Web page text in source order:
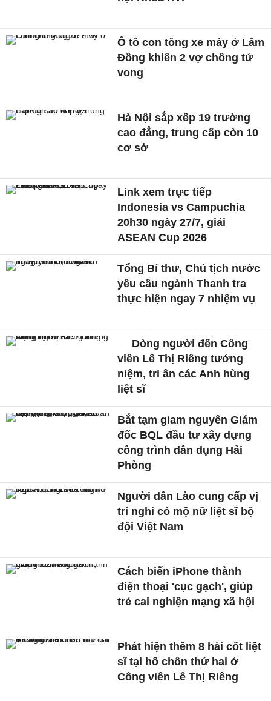
Ô tô con tông xe máy ở Lâm
Đồng khiến 2 vợ chồng tử
vong
Hà Nội sắp xếp 19 trường
cao đẳng, trung cấp còn 10
cơ sở
Link xem trực tiếp
Indonesia vs Campuchia
20h30 ngày 27/7, giải
ASEAN Cup 2026
Tổng Bí thư, Chủ tịch nước
yêu cầu ngành Thanh tra
thực hiện ngay 7 nhiệm vụ
Dòng người đến Công
viên Lê Thị Riêng tưởng
niệm, tri ân các Anh hùng
liệt sĩ
Bắt tạm giam nguyên Giám
đốc BQL đầu tư xây dựng
công trình dân dụng Hải
Phòng
Người dân Lào cung cấp vị
trí nghi có mộ nữ liệt sĩ bộ
đội Việt Nam
Cách biến iPhone thành
điện thoại 'cục gạch', giúp
trẻ cai nghiện mạng xã hội
Phát hiện thêm 8 hài cốt liệt
sĩ tại hố chôn thứ hai ở
Công viên Lê Thị Riêng